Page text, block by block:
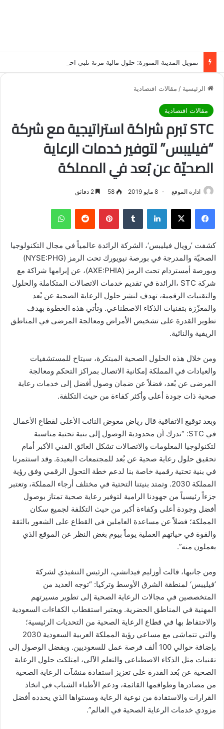
الرئيسية / مقالات اقتصادية
مقالات اقتصادية
STC تبرم شراكة استراتيجية مع شركة
“فيليبس” لتوفير خدمات الرعاية
الصحيّة عن بُعد في المملكة
ادارة الموقع 8 مايو 2019 58
فيسبوك لينكدإن بينتيريست
كشفت ’رويال فيليبس‘، الشركة الرائدة عالمياً في مجال التكنولوجيا
الصحيّة والمدرجة في بورصة نيويورك تحت الرمز (NYSE:PHG)
وبورصة أمستردام تحت الرمز (AXE:PHIA)، عن إبرامها شراكة مع
شركة STC ،الرائدة في تقديم خدمات الاتصالات المتكاملة والحلول
والتقنيات الرقمية، تهدف لنشر حلول الرعاية الصحية عن بُعد
والمعزّزة بتقنيات الذكاء الاصطناعي. وتأتي هذه الخطوة بهدف
تطوير القدرة على تشخيص الأمراض ومعالجة المرضى في المناطق
الريفية والنائية.
ومن خلال هذه الحلول الصحية المبتكرة، سيتاح للمستشفيات
والعيادات في المملكة إمكانية الاتصال بمراكز التحكم ومعالجة
المرضى عن بُعد، فضلاً عن ضمان وصول أفضل إلى خدمات رعاية
صحية ذات جودة أعلى وأكثر كفاءة من حيث التكلفة.
وبعد توقيع الاتفاقية قال رياض معوض النائب الأعلى لقطاع الأعمال
في STC: “ندرك أن محدودية الوصول إلى بنية تحتية مناسبة
لتكنولوجيا المعلومات والاتصالات تشكل العائق الفني الأكبر أمام
تحقيق حلول رعاية صحية عن بُعد للمجتمعات البعيدة. وقد استثمرنا
في بنية تحتية رقمية خاصة بنا لدعم خطة التحول الرقمي وفق رؤية
المملكة 2030. وتمتد بنيتنا التحتية في مختلف أرجاء المملكة، وتعتبر
جزءاً رئيسياً من جهودنا الرامية لتوفير رعاية صحية تمتاز بوصول
أفضل وجودة أعلى وكفاءة أكبر من حيث التكلفة لجميع سكان
المملكة؛ فضلاً عن مساعدة العاملين في القطاع على الشعور بالثقة
والقوة في حياتهم العملية يوماً بيوم بغض النظر عن الموقع الذي
يعملون منه”.
ومن جانبها، قالت أوزليم فيدانشي، الرئيس التنفيذي لشركة
’فيليبس‘ لمنطقة الشرق الأوسط وتركيا: “توجه العديد من
المتخصصين في مجالات الرعاية الصحية إلى تطوير مسيرتهم
المهنية في المناطق الحضرية. ويعتبر استقطاب الكفاءات السعودية
والاحتفاظ بها في قطاع الرعاية الصحية من التحديات الرئيسية؛
والتي تتماشى مع مساعي رؤية المملكة العربية السعودية 2030
بإضافة حوالي 100 ألف فرصة عمل للسعوديين. وبفضل الوصول إلى
تقنيات مثل الذكاء الاصطناعي والتعلم الآلي، امتلكت حلول الرعاية
الصحية عن بُعد القدرة على تعزيز استفادة منشآت الرعاية الصحية
من مصادرها وطواقمها القائمة، ودعم الأطباء الشباب في اتخاذ
القرارات والاستفادة من نوعية الرعاية ومستواها الذي يحدده أفضل
مزودي خدمات الرعاية الصحية في العالم”.